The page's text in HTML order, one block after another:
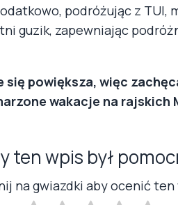
podróżując z TUI,
guzik, zapewniając
powiększa, więc
wakacje na rajskich
ten wpis był
na gwiazdki aby ocenić ten